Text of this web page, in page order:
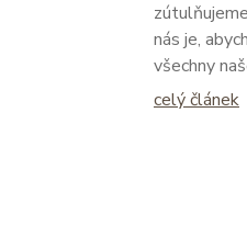
nás je,
všechny
celý článek